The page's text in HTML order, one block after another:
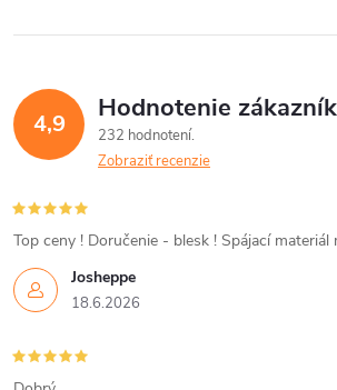
v
l
d
a
c
i
e
p
4,9 Hodnotenie
232 hodnotení
Zobraziť recenzie
Josheppe
18.6.2026
Top ceny ! Doručenie - blesk ! Spájací materiál